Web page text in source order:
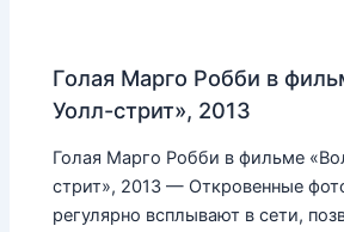
Голая Марго Робби в
Уолл-стрит», 2013
Голая Марго Робби в фильме
стрит», 2013 — Откровенные
регулярно всплывают в сети,